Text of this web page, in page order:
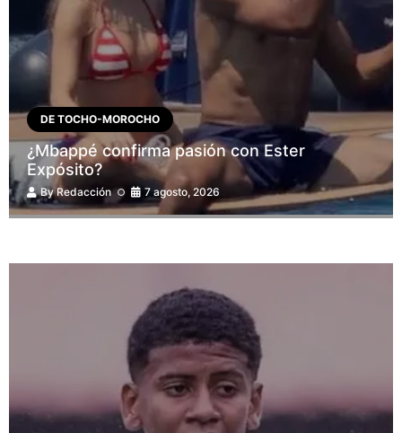
DE TOCHO-MOROCHO
¿Mbappé confirma pasión con Ester
Expósito?
ByRedacción 7 agosto, 2026